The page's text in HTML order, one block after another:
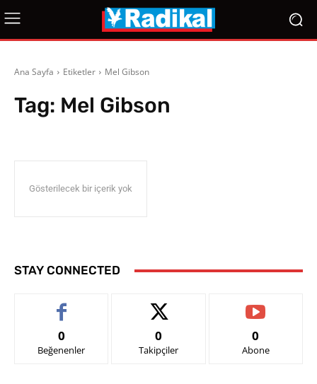
Ana Sayfa Etiketler Mel Gibson
Tag: Mel Gibson
Gösterilecek bir içerik yok
STAY CONNECTED
0
Beğenenler
0
Takipçiler
0
Abone